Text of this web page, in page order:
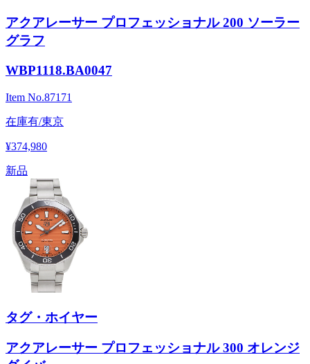
アクアレーサー プロフェッショナル 200 ソーラー
グラフ
WBP1118.BA0047
Item No.87171
在庫有/東京
¥374,980
新品
タグ・ホイヤー
アクアレーサー プロフェッショナル 300 オレンジ